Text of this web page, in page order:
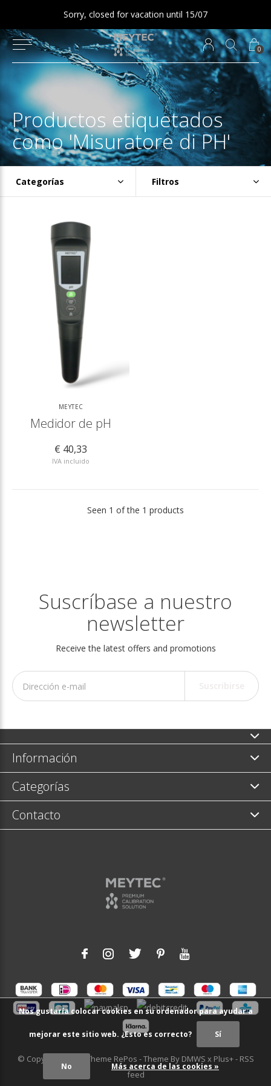
0
Sorry, closed for vacation until 15/07
Productos etiquetados
como 'Misuratore di PH'
Categorías Filtros
MEYTEC
Medidor de pH
€ 40,33
IVA incluido
Seen 1 of the 1 products
Suscríbase a nuestro
newsletter
Receive the latest offers and promotions
Información
Categorías
Contacto
© Copyright - Theme RePos - Theme By DMWS x Plus+- RSS
feed
Nos gustaría colocar cookies en su ordenador para ayudar a
mejorar este sitio web. ¿Esto es correcto? Sí
No Más acerca de las cookies »